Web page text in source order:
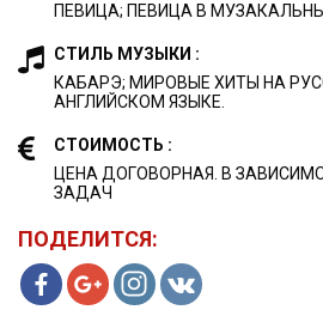
ПЕВИЦА; ПЕВИЦА В
СТИЛЬ МУЗЫКИ :
КАБАРЭ; МИРОВЫЕ ХИТЫ НА
АНГЛИЙСКОМ ЯЗЫКЕ.
СТОИМОСТЬ :
ЦЕНА ДОГОВОРНАЯ. В
ЗАДАЧ
ПОДЕЛИТСЯ: